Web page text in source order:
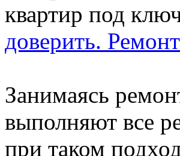
доверить.
Занимаясь
выполняют все
при таком